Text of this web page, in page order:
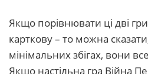
Якщо порівнювати ці дві гри
карткову – то можна
мінімальних збігах, вони
Якщо настільна гра Війна